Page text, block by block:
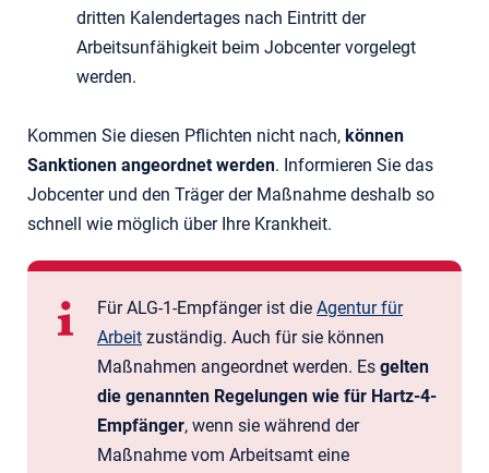
dritten Kalendertages nach Eintritt der
Arbeitsunfähigkeit beim Jobcenter vorgelegt
werden.
Kommen Sie diesen Pflichten nicht nach, können
Sanktionen angeordnet werden. Informieren Sie das
Jobcenter und den Träger der Maßnahme deshalb so
schnell wie möglich über Ihre Krankheit.
Für ALG-1-Empfänger ist die Agentur für
Arbeit zuständig. Auch für sie können
Maßnahmen angeordnet werden. Es gelten
die genannten Regelungen wie für Hartz-4-
Empfänger, wenn sie während der
Maßnahme vom Arbeitsamt eine